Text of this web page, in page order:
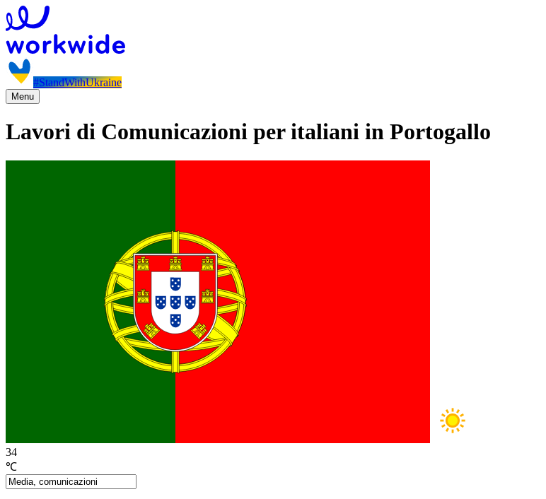
#StandWithUkraine
Menu
Lavori di Comunicazioni per italiani in Portogallo
34
℃